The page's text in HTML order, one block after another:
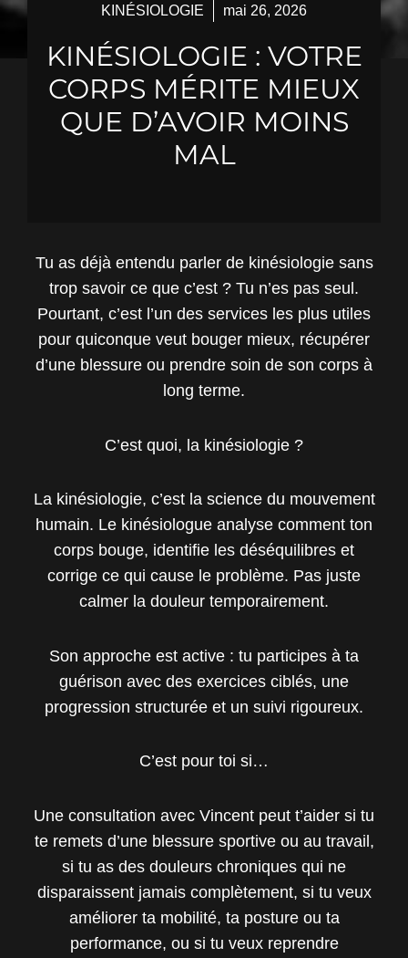
KINÉSIOLOGIE mai 26, 2026
KINÉSIOLOGIE : VOTRE
CORPS MÉRITE MIEUX
QUE D’AVOIR MOINS
MAL
Tu as déjà entendu parler de kinésiologie sans
trop savoir ce que c’est ? Tu n’es pas seul.
Pourtant, c’est l’un des services les plus utiles
pour quiconque veut bouger mieux, récupérer
d’une blessure ou prendre soin de son corps à
long terme.
C’est quoi, la kinésiologie ?
La kinésiologie, c’est la science du mouvement
humain. Le kinésiologue analyse comment ton
corps bouge, identifie les déséquilibres et
corrige ce qui cause le problème. Pas juste
calmer la douleur temporairement.
Son approche est active : tu participes à ta
guérison avec des exercices ciblés, une
progression structurée et un suivi rigoureux.
C’est pour toi si…
Une consultation avec Vincent peut t’aider si tu
te remets d’une blessure sportive ou au travail,
si tu as des douleurs chroniques qui ne
disparaissent jamais complètement, si tu veux
améliorer ta mobilité, ta posture ou ta
performance, ou si tu veux reprendre